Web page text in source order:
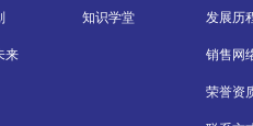
来
知识学堂 发展历
销售网
荣誉资